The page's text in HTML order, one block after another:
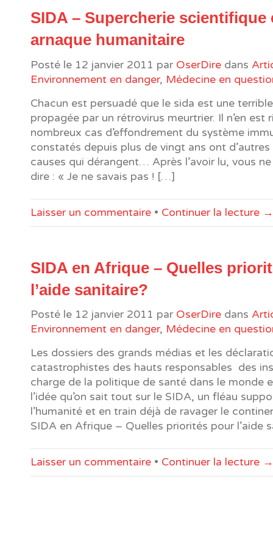
SIDA – Supercherie scientifique
arnaque humanitaire
Posté le 12 janvier 2011 par OserDire dans
Environnement en danger, Médecine en
Chacun est persuadé que le sida est une
propagée par un rétrovirus meurtrier. Il n’en est
nombreux cas d’effondrement du système
constatés depuis plus de vingt ans ont d’autres
causes qui dérangent… Après l’avoir lu, vous
dire : « Je ne savais pas ! […]
Laisser un commentaire • Continuer la lecture →
SIDA en Afrique – Quelles
l’aide sanitaire?
Posté le 12 janvier 2011 par OserDire dans
Environnement en danger, Médecine en
Les dossiers des grands médias et les
catastrophistes des hauts responsables des
charge de la politique de santé dans le monde
l’idée qu’on sait tout sur le SIDA, un fléau
l’humanité et en train déjà de ravager le
SIDA en Afrique – Quelles priorités pour l’aide
Laisser un commentaire • Continuer la lecture →